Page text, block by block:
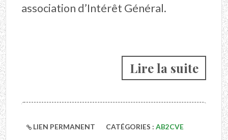
association d’Intérêt Général.
Lire la suite
LIEN PERMANENT CATÉGORIES : AB2CVE